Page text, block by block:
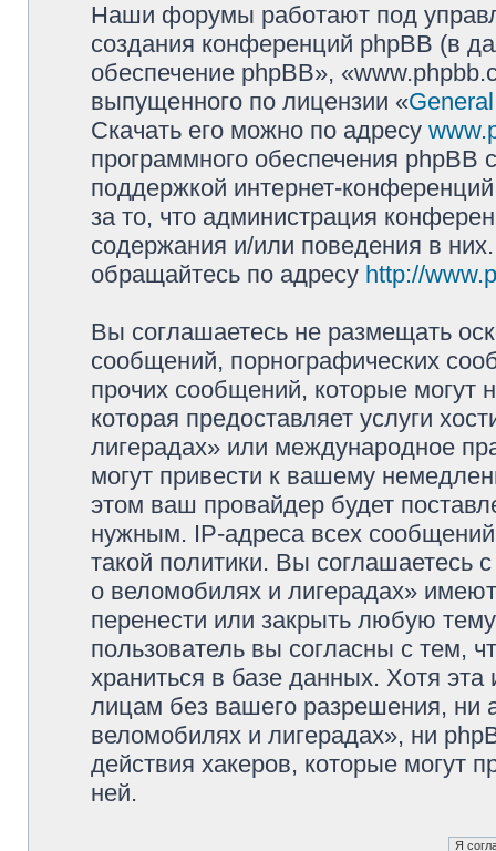
Наши форумы работают под
создания конференций phpBB (в
обеспечение phpBB»,
выпущенного по лицензии «
Скачать его можно по адресу
программного обеспечения phpBB
поддержкой интернет-
за то, что администрация
содержания и/или поведения в
обращайтесь по адресу http://
Вы соглашаетесь не размещать
сообщений, порнографических
прочих сообщений, которые могут
которая предоставляет услуги
лигерадах» или международное
могут привести к вашему
этом ваш провайдер будет
нужным. IP-адреса всех
такой политики. Вы
о веломобилях и лигерадах»
перенести или закрыть любую
пользователь вы согласны с тем,
храниться в базе данных. Хотя
лицам без вашего разрешения, ни
веломобилях и лигерадах», ни
действия хакеров, которые могут
ней.